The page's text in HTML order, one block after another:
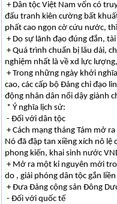
+ Dân tộc Việt Nam vốn có
đấu tranh kiên cường bất
phất cao ngọn cờ cứu nước,
+ Do sự lãnh đạo đúng đắn,
+ Quá trình chuẩn bị lâu dài,
nghiệm nhất là về xd lực
+ Trong những ngày khởi
cao, các cấp bộ Đảng chỉ đạo
động nhân dân nổi dậy giành
* Ý nghĩa lịch sử:
- Đối với dân tộc
+ Cách mạng tháng Tám mở
Nó đã đập tan xiềng xích nô lệ
phong kiến, khai sinh nước
+ Mở ra một kỉ nguyên mới
do , giải phóng dân tộc gắn
+ Đưa Đảng cộng sản Đông
- Đối với quốc tế